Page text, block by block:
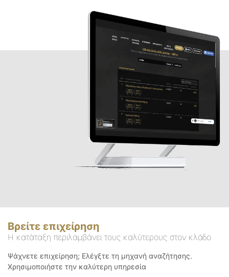
Βρείτε επιχείρηση
Η κατάταξη περιλαμβάνει τους καλύτερους στον κλάδο
Ψάχνετε επιχείρηση; Ελέγξτε τη μηχανή αναζήτησης.
Χρησιμοποιήστε την καλύτερη υπηρεσία